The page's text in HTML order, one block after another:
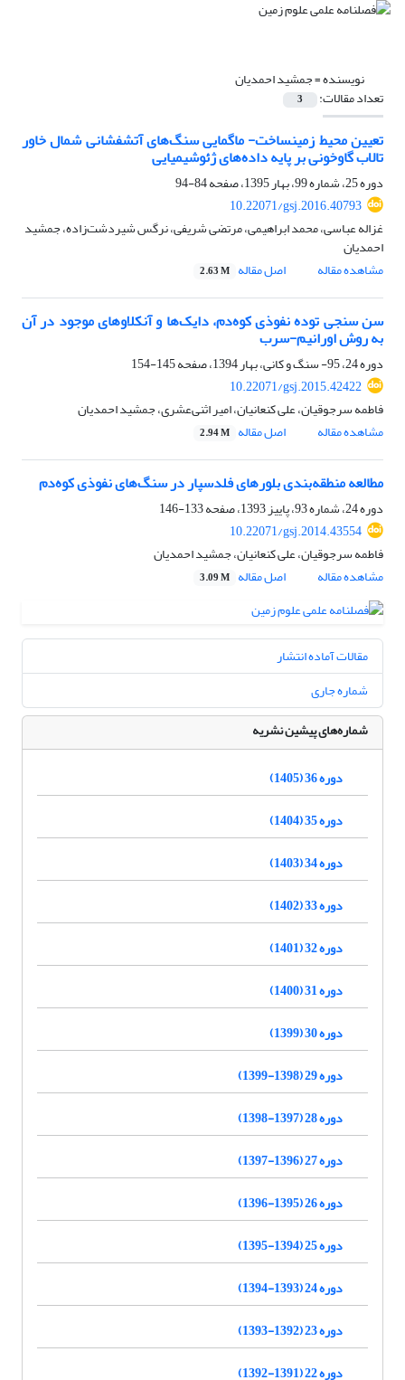
نویسنده =جمشید احمدیان
تعداد مقالات: 3
تعیین محیط زمین‏ساخت- ماگمایی سنگ‌های آتشفشانی شمال ‌خاور
تالاب گاوخونی بر پایه داده‌های ژئوشیمیایی
دوره 25، شماره 99، بهار 1395، صفحه
84-94
10.22071/gsj.2016.40793
غزاله عباسی، محمد ابراهیمی، مرتضی شریفی، نرگس شیردشت‌زاده، جمشید
احمدیان
مشاهده مقاله
اصل مقاله 2.63 M
سن سنجی توده نفوذی کوه‌دم، دایک‌ها و آنکلاوهای موجود در آن
به روش اورانیم-سرب
دوره 24، 95- سنگ و کانی، بهار 1394، صفحه
145-154
10.22071/gsj.2015.42422
فاطمه سرجوقیان، علی کنعانیان، امیر اثنی‌عشری، جمشید احمدیان
مشاهده مقاله
اصل مقاله 2.94 M
مطالعه منطقه‌بندی بلورهای فلدسپار در سنگ‌های نفوذی کوه‌دم
دوره 24، شماره 93، پاییز 1393، صفحه
133-146
10.22071/gsj.2014.43554
فاطمه سرجوقیان، علی کنعانیان، جمشید احمدیان
مشاهده مقاله
اصل مقاله 3.09 M
مقالات آماده انتشار
شماره جاری
شماره‌های پیشین نشریه
دوره 36 (1405)
دوره 35 (1404)
دوره 34 (1403)
دوره 33 (1402)
دوره 32 (1401)
دوره 31 (1400)
دوره 30 (1399)
دوره 29 (1398-1399)
دوره 28 (1397-1398)
دوره 27 (1396-1397)
دوره 26 (1395-1396)
دوره 25 (1394-1395)
دوره 24 (1393-1394)
دوره 23 (1392-1393)
دوره 22 (1391-1392)